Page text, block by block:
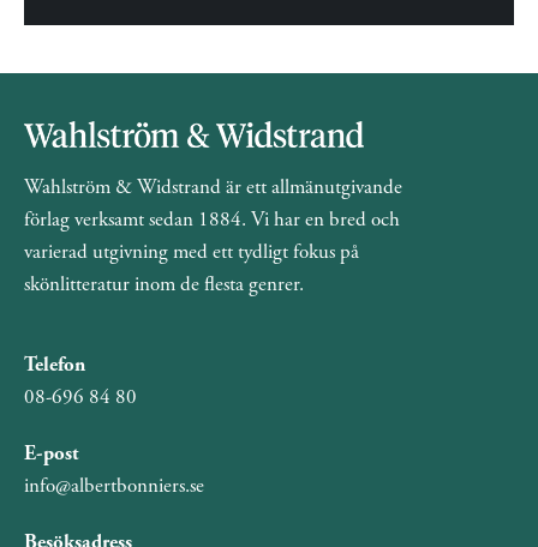
Wahlström & Widstrand är ett allmänutgivande
förlag verksamt sedan 1884. Vi har en bred och
varierad utgivning med ett tydligt fokus på
skönlitteratur inom de flesta genrer.
Telefon
08-696 84 80
E-post
info@albertbonniers.se